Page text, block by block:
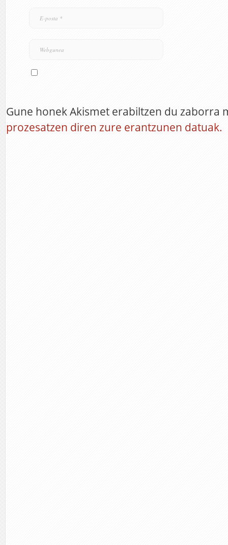
Gune honek Akismet erabiltzen du zaborra
prozesatzen diren zure erantzunen datuak.